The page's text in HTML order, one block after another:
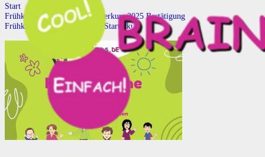
Start
Frühkindliche Reflexe – Starterkurs 2025 Bestätigung
Frühkindliche Reflexe_2025_Starterkurs